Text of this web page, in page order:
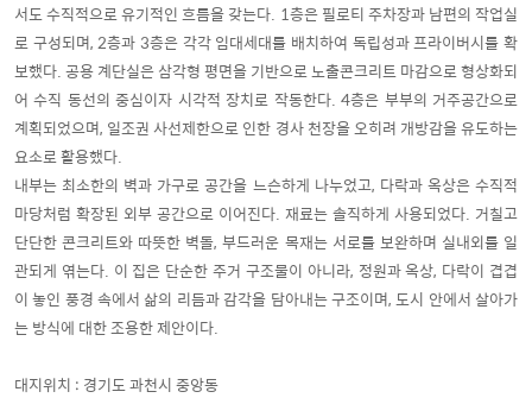
서도 수직적으로 유기적인 흐름을 갖는다. 1층은 필로티 주차장과 남편의 작업실
로 구성되며, 2층과 3층은 각각 임대세대를 배치하여 독립성과 프라이버시를 확
보했다. 공용 계단실은 삼각형 평면을 기반으로 노출콘크리트 마감으로 형상화되
어 수직 동선의 중심이자 시각적 장치로 작동한다. 4층은 부부의 거주공간으로
계획되었으며, 일조권 사선제한으로 인한 경사 천장을 오히려 개방감을 유도하는
요소로 활용했다.
내부는 최소한의 벽과 가구로 공간을 느슨하게 나누었고, 다락과 옥상은 수직적
마당처럼 확장된 외부 공간으로 이어진다. 재료는 솔직하게 사용되었다. 거칠고
단단한 콘크리트와 따뜻한 벽돌, 부드러운 목재는 서로를 보완하며 실내외를 일
관되게 엮는다. 이 집은 단순한 주거 구조물이 아니라, 정원과 옥상, 다락이 겹겹
이 놓인 풍경 속에서 삶의 리듬과 감각을 담아내는 구조이며, 도시 안에서 살아가
는 방식에 대한 조용한 제안이다.
대지위치 : 경기도 과천시 중앙동